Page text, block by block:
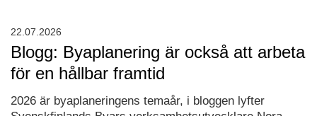
Blogg: Byaplanering är också att arbeta
för en hållbar framtid
2026 är byaplaneringens temaår, i bloggen lyfter
22.07.2026